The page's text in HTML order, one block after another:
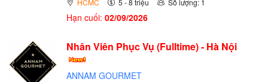
Hạn cuối: 02/09/2026
Nhân Viên Phục Vụ (Fulltime) - Hà Nội
ANNAM GOURMET